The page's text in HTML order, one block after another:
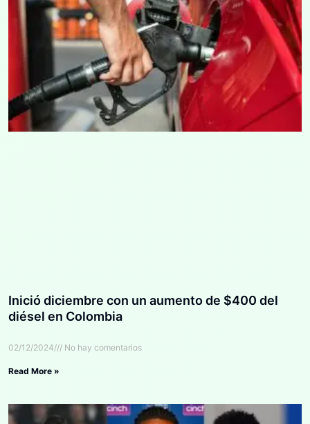
Inició diciembre con un aumento de $400 del
diésel en Colombia
02/12/2024 No hay comentarios
Read More »